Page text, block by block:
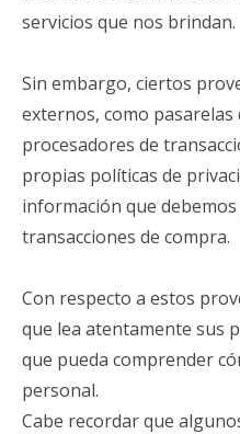
servicios que nos brindan.
Sin embargo, ciertos
externos, como
procesadores de
propias políticas de
información que
transacciones de compra.
Con respecto a estos
que lea atentamente sus
que pueda comprender
personal.
Cabe recordar que